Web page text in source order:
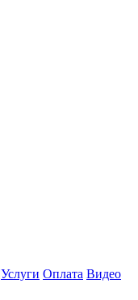
Услуги Оплата Видео